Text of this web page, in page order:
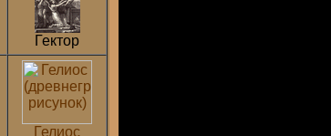
Гектор
Гелиос